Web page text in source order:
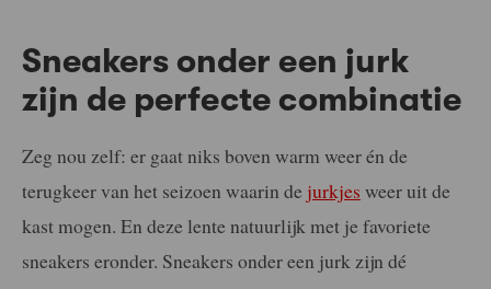
Sneakers onder een jurk
zijn de perfecte combinatie
Zeg nou zelf: er gaat niks boven warm weer én de
terugkeer van het seizoen waarin de jurkjes weer uit de
kast mogen. En deze lente natuurlijk met je favoriete
sneakers eronder. Sneakers onder een jurk zijn dé